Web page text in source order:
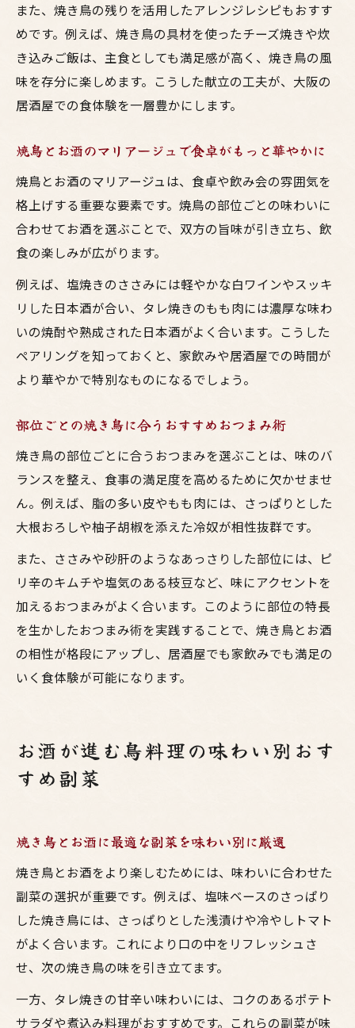
焼き鳥の塩とタレで変わるお酒の楽しみ方
塩とタレ焼鳥のおつまみアレンジ実践例
おつまみと焼鳥の味付けで満足度を向上
焼鳥に合う主食と副菜で満足度を最大化
居酒屋風焼き鳥献立におすすめのおつまみ
大阪の鳥料理と相性抜群の主食アレンジ術
焼鳥とお酒を楽しむための副菜の選び方
り
また、焼き鳥の残りを活用したアレンジレシピもおすす
めです。例えば、焼き鳥の具材を使ったチーズ焼きや炊
き込みご飯は、主食としても満足感が高く、焼き鳥の風
味を存分に楽しめます。こうした献立の工夫が、大阪の
居酒屋での食体験を一層豊かにします。
焼鳥とお酒のマリアージュで食卓がもっと華やかに
焼鳥とお酒のマリアージュは、食卓や飲み会の雰囲気を
格上げする重要な要素です。焼鳥の部位ごとの味わいに
合わせてお酒を選ぶことで、双方の旨味が引き立ち、飲
食の楽しみが広がります。
例えば、塩焼きのささみには軽やかな白ワインやスッキ
リした日本酒が合い、タレ焼きのもも肉には濃厚な味わ
いの焼酎や熟成された日本酒がよく合います。こうした
ペアリングを知っておくと、家飲みや居酒屋での時間が
より華やかで特別なものになるでしょう。
部位ごとの焼き鳥に合うおすすめおつまみ術
焼き鳥の部位ごとに合うおつまみを選ぶことは、味のバ
ランスを整え、食事の満足度を高めるために欠かせませ
ん。例えば、脂の多い皮やもも肉には、さっぱりとした
大根おろしや柚子胡椒を添えた冷奴が相性抜群です。
また、ささみや砂肝のようなあっさりした部位には、ピ
リ辛のキムチや塩気のある枝豆など、味にアクセントを
加えるおつまみがよく合います。このように部位の特長
を生かしたおつまみ術を実践することで、焼き鳥とお酒
の相性が格段にアップし、居酒屋でも家飲みでも満足の
いく食体験が可能になります。
お酒が進む鳥料理の味わい別おす
すめ副菜
焼き鳥とお酒に最適な副菜を味わい別に厳選
焼き鳥とお酒をより楽しむためには、味わいに合わせた
副菜の選択が重要です。例えば、塩味ベースのさっぱり
した焼き鳥には、さっぱりとした浅漬けや冷やしトマト
がよく合います。これにより口の中をリフレッシュさ
せ、次の焼き鳥の味を引き立てます。
一方、タレ焼きの甘辛い味わいには、コクのあるポテト
サラダや煮込み料理がおすすめです。これらの副菜が味